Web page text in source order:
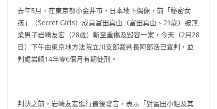
去年5月，在東京都小金井市，日本地下偶像，前「秘密女
孩」（Secret Girls）成員冨田真由（富田真由、21歲）被無
業男子岩崎友宏（28歲）斬至重傷及毀容一案，今天（2月28
日）下午由東京地方法院立川支部裁判長阿部浩巳宣判，並
判處岩崎14年零6個月有期徒刑。
判決之前，岩崎友宏進行最後發言，表示「對冨田小姐及其